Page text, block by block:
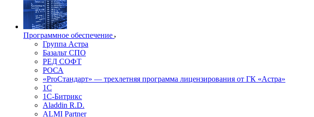
Программное обеспечение
Группа Астра
Базальт СПО
РЕД СОФТ
РОСА
«ProСтандарт» — трехлетняя программа лицензирования от ГК «Астра»
1С
1С-Битрикc
Aladdin R.D.
ALMI Partner